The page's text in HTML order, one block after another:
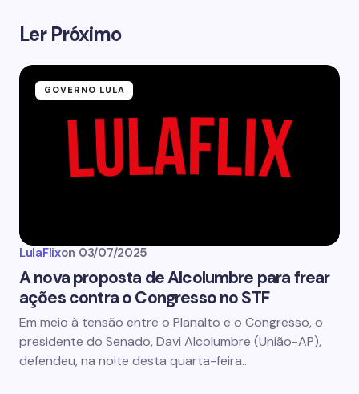
Ler Próximo
GOVERNO LULA
LulaFlixon 03/07/2025
A nova proposta de Alcolumbre para frear
ações contra o Congresso no STF
Em meio à tensão entre o Planalto e o Congresso, o
presidente do Senado, Davi Alcolumbre (União-AP),
defendeu, na noite desta quarta-feira…